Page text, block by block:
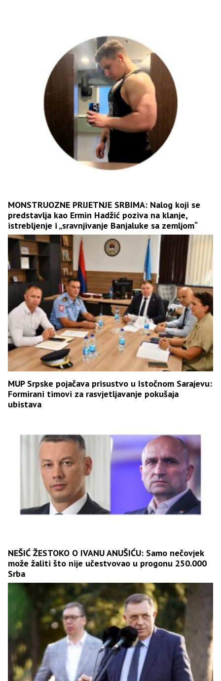
MONSTRUOZNE PRIJETNJE SRBIMA: Nalog koji se
predstavlja kao Ermin Hadžić poziva na klanje,
istrebljenje i „sravnjivanje Banjaluke sa zemljom“
MUP Srpske pojačava prisustvo u Istočnom Sarajevu:
Formirani timovi za rasvjetljavanje pokušaja
ubistava
NEŠIĆ ŽESTOKO O IVANU ANUŠIĆU: Samo nečovjek
može žaliti što nije učestvovao u progonu 250.000
Srba